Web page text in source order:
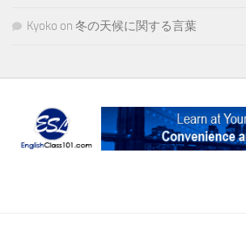
Kyoko on 冬の天候に関する言葉